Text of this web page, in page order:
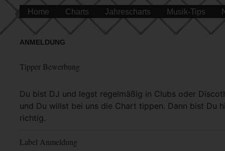
Home Charts Jahrescharts Musik-Tips
ANMELDUNG
Tipper Bewerbung
Du bist DJ und legst regelmäßig in Clubs oder
und Du willst bei uns die Chart tippen. Dann bist Du
richtig.
Mehr Info
Label Anmeldung
Mehr Info